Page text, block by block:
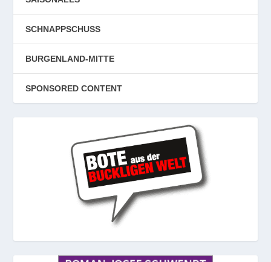
SCHNAPPSCHUSS
BURGENLAND-MITTE
SPONSORED CONTENT